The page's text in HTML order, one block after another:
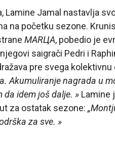
Lamine Jamal nastavlja
na početku sezone.
MARЦA, pobedio je
saigrači Pedri i
pre svega kolektivnu
Akumuliranje nagrada u
idem još dalje. » Lamine
za ostatak sezone:
za sve. »